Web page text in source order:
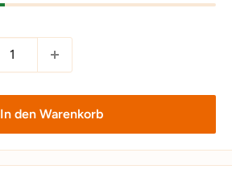
In den Warenkorb